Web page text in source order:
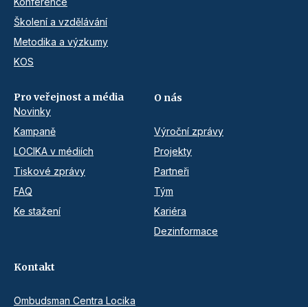
Školení a vzdělávání
Metodika a výzkumy
KOS
Pro veřejnost a média
Novinky
Kampaně
LOCIKA v médiích
Tiskové zprávy
FAQ
Ke stažení
O nás
Výroční zprávy
Projekty
Partneři
Tým
Kariéra
Dezinformace
Kontakt
Ombudsman Centra Locika